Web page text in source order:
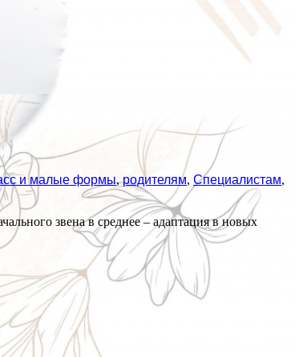
и малые формы,родителям, Специалистам,
звена в среднее – адаптация в новых